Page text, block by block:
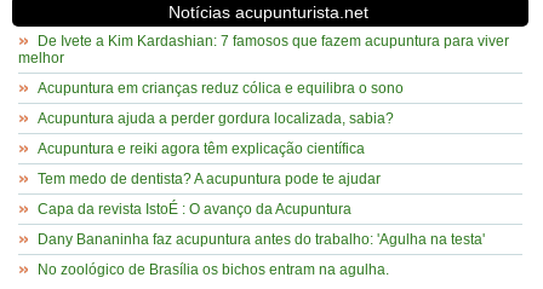
Notícias acupunturista.net
De Ivete a Kim Kardashian: 7 famosos que fazem acupuntura para viver
melhor
Acupuntura em crianças reduz cólica e equilibra o sono
Acupuntura ajuda a perder gordura localizada, sabia?
Acupuntura e reiki agora têm explicação científica
Tem medo de dentista? A acupuntura pode te ajudar
Capa da revista IstoÉ : O avanço da Acupuntura
Dany Bananinha faz acupuntura antes do trabalho: 'Agulha na testa'
No zoológico de Brasília os bichos entram na agulha.